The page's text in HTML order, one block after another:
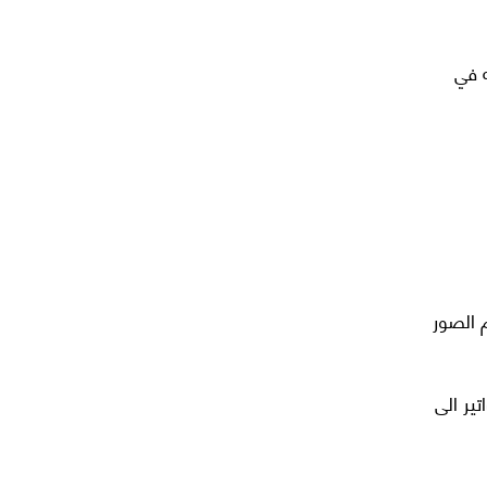
في
الصور
نصية لإعلامهم بالجائزة، حيث يعتبر الإشعار بإضافة قيمة الـ 6 فواتير الى